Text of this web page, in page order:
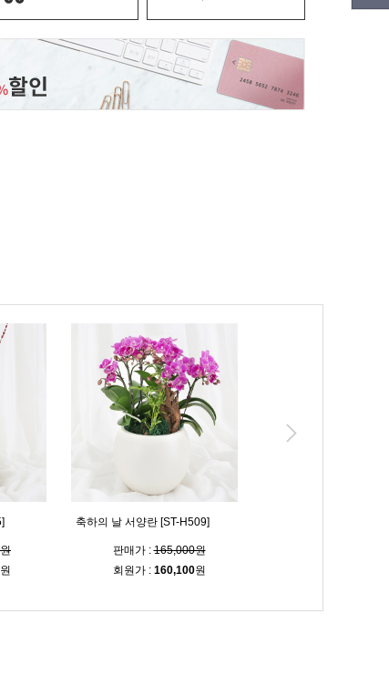
원
축하의 날 서양란 [ST-H509]
판매가 :165,000원
회원가 : 160,100원